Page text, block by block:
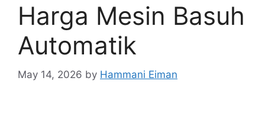
Harga Mesin Basuh
Automatik
May 14, 2026 by Hammani Eiman